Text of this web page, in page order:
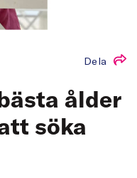
Dela
ålder
söka